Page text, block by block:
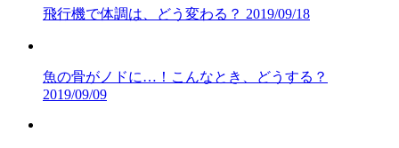
飛行機で体調は、どう変わる？ 2019/09/18
魚の骨がノドに…！こんなとき、どうする？
2019/09/09